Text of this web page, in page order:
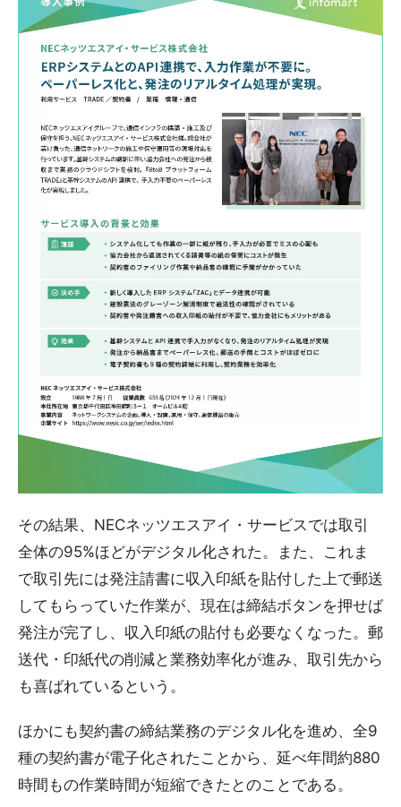
その結果、NECネッツエスアイ・サービスでは取引
全体の95%ほどがデジタル化された。また、これま
で取引先には発注請書に収入印紙を貼付した上で郵送
してもらっていた作業が、現在は締結ボタンを押せば
発注が完了し、収入印紙の貼付も必要なくなった。郵
送代・印紙代の削減と業務効率化が進み、取引先から
も喜ばれているという。
ほかにも契約書の締結業務のデジタル化を進め、全9
種の契約書が電子化されたことから、延べ年間約880
時間もの作業時間が短縮できたとのことである。